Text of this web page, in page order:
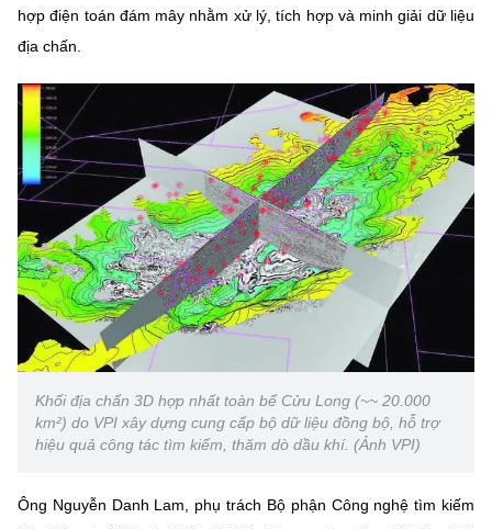
Cơ quan chủ quản: Bộ Khoa học và Công nghệ (MST)
Chịu trách nhiệm nội dung: Nguyễn Thị Hải Hằng
Liên hệ
Địa chỉ: Ban Biên tập Cổng TTĐT - 18 Nguyễn Du, TP. Hà Nội
Điện thoại: 024 3936 9506
Email:stc@mst.gov.vn
©2026 Bản quyền thuộc Bộ Khoa Học và Công Nghệ
(Ghi rõ nguồn "https://mst.gov.vn" khi phát hành lại thông tin từ
website này)
hợp điện toán đám mây nhằm xử lý, tích hợp và minh giải dữ liệu
địa chấn.
Khối địa chấn 3D hợp nhất toàn bể Cửu Long (~~ 20.000
km²) do VPI xây dựng cung cấp bộ dữ liệu đồng bộ, hỗ trợ
hiệu quả công tác tìm kiếm, thăm dò dầu khí. (Ảnh VPI)
Ông Nguyễn Danh Lam, phụ trách Bộ phận Công nghệ tìm kiếm